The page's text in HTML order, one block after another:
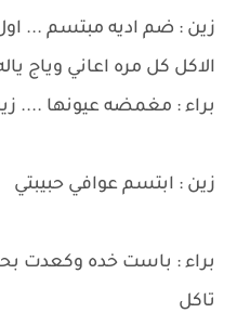
زين : ضم اديه مبتسم ...
الاكل كل مره اعاني وياج
براء : مغمضه عيونها ....
زين : ابتسم عوافي حبيبتي
براء : باست خده وكعدت
تاكل